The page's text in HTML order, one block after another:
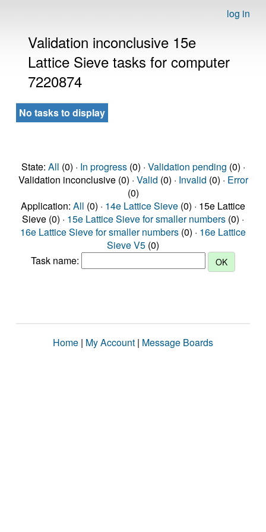
log in
Validation inconclusive 15e
Lattice Sieve tasks for computer
7220874
No tasks to display
State: All (0) · In progress(0) · Validation pending (0) ·
Validation inconclusive (0) · Valid (0) · Invalid (0) · Error
(0)
Application: All (0) · 14e Lattice Sieve (0) · 15e Lattice
Sieve (0) · 15e Lattice Sieve for smaller numbers (0) ·
16e Lattice Sieve for smaller numbers (0) · 16e Lattice
Sieve V5 (0)
Task name:
Home | My Account | Message Boards